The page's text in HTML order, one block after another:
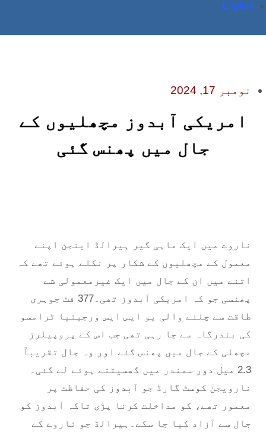
English
نومبر 17, 2024
امریکی آبدوز مچھلیوں کے
جال میں پھنس گئی
ناروے میں ایک ماہی گیر ہیرالڈ اینجن اپنے
معمول کے مچھلیوں کے شکار پر نکلے ہوئے تھے کہ
اتنے میں ان کے جال میں ایک غیرمعمولی شے
پھنسی جو کہ امریکی آبدوز تھی۔377 فٹ جوہری
طاقت سے چلنے والی یو ایس ایس ورجینیا ٹرامسو
کی بندرگاہ سے جا رہی تھی جب اس کے پروپیلرز
مچھلی کے جال میں پھنس گئے اور وہ جال تقریباً
2.3 میل دور سمندر میں گھسیٹتے ہوئے لے گئی۔
نارویجن کوسٹ گارڈ جو آبدوز کی حفاظت پر
معمور تھے، کو مداخلت کرنا پڑی تاکہ آبدوز کو
جال سے آزاد کیا جا سکے۔ہیرالڈ جو ناروے کے